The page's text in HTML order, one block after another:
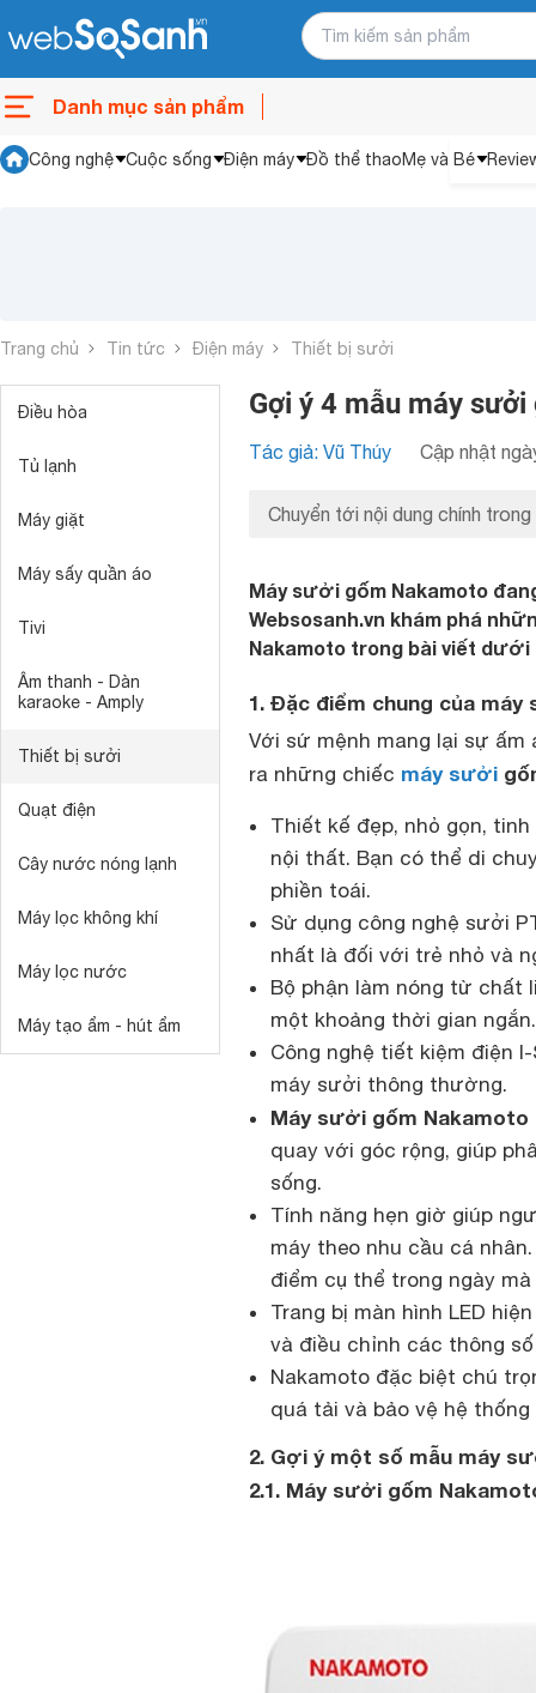
Danh mục sản phẩm
Công nghệ Cuộc sống Điện máy Đồ thể thaoMẹ và Bé
Trang chủ Tin tức Điện máy Thiết bị sưởi
Điều hòa
Tủ lạnh
Máy giặt
Máy sấy quần áo
Tivi
Âm thanh - Dàn
karaoke - Amply
Thiết bị sưởi
Quạt điện
Cây nước nóng lạnh
Máy lọc không khí
Máy lọc nước
Máy tạo ẩm - hút ẩm
Gợi ý 4 mẫu máy
Tác giả: Vũ Thúy Cập nhật
Chuyển tới nội dung chính trong
Máy sưởi gốm Nakamoto
Websosanh.vn khám phá
Nakamoto trong bài viết dưới
1. Đặc điểm chung của
Với sứ mệnh mang lại sự ấm
ra những chiếc máy sưởi
Thiết kế đẹp, nhỏ gọn,
nội thất. Bạn có thể di
phiền toái.
Sử dụng công nghệ sưởi
nhất là đối với trẻ nhỏ và
Bộ phận làm nóng từ chất
một khoảng thời gian ngắn.
Công nghệ tiết kiệm điện
máy sưởi thông thường.
Máy sưởi gốm Nakamoto
quay với góc rộng, giúp
sống.
Tính năng hẹn giờ giúp
máy theo nhu cầu cá
điểm cụ thể trong ngày
Trang bị màn hình LED
và điều chỉnh các thông
Nakamoto đặc biệt chú
quá tải và bảo vệ hệ thống
2. Gợi ý một số mẫu máy
2.1. Máy sưởi gốm